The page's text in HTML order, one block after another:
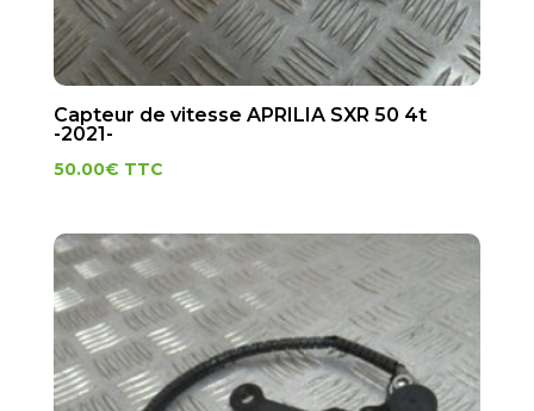
Capteur de vitesse APRILIA SXR 50 4t
-2021-
50.00€ TTC